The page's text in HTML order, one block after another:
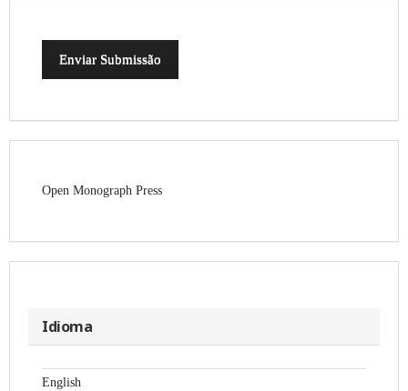
Enviar Submissão
Open Monograph Press
Idioma
English